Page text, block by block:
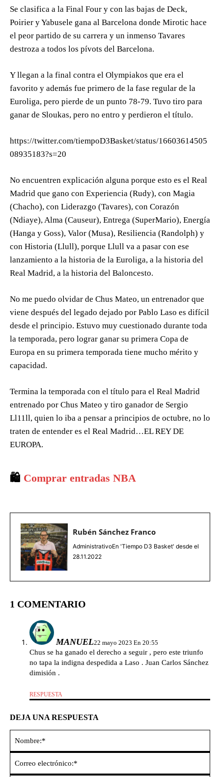
Se clasifica a la Final Four y con las bajas de Deck,
Poirier y Yabusele gana al Barcelona donde Mirotic hace
el peor partido de su carrera y un inmenso Tavares
destroza a todos los pívots del Barcelona.
Y llegan a la final contra el Olympiakos que era el
favorito y además fue primero de la fase regular de la
Euroliga, pero pierde de un punto 78-79. Tuvo tiro para
ganar de Sloukas, pero no entro y perdieron el título.
https://twitter.com/tiempoD3Basket/status/16603614505
08935183?s=20
No encuentren explicación alguna porque esto es el Real
Madrid que gano con Experiencia (Rudy), con Magia
(Chacho), con Liderazgo (Tavares), con Corazón
(Ndiaye), Alma (Causeur), Entrega (SuperMario), Energía
(Hanga y Goss), Valor (Musa), Resiliencia (Randolph) y
con Historia (Llull), porque Llull va a pasar con ese
lanzamiento a la historia de la Euroliga, a la historia del
Real Madrid, a la historia del Baloncesto.
No me puedo olvidar de Chus Mateo, un entrenador que
viene después del legado dejado por Pablo Laso es difícil
desde el principio. Estuvo muy cuestionado durante toda
la temporada, pero lograr ganar su primera Copa de
Europa en su primera temporada tiene mucho mérito y
capacidad.
Termina la temporada con el título para el Real Madrid
entrenado por Chus Mateo y tiro ganador de Sergio
Ll11ll, quien lo iba a pensar a principios de octubre, no lo
traten de entender es el Real Madrid…EL REY DE
EUROPA.
🛍️ Comprar entradas NBA
Rubén Sánchez Franco
AdministrativoEn 'Tiempo D3 Basket' desde el
28.11.2022
1 COMENTARIO
MANUEL22 mayo 2023 En 20:55
Chus se ha ganado el derecho a seguir , pero este triunfo
no tapa la indigna despedida a Laso . Juan Carlos Sánchez
dimisión .
RESPUESTA
DEJA UNA RESPUESTA